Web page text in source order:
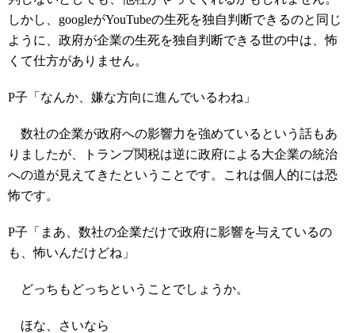
しかし、googleがYouTubeの生死を独自判断できるのと同じ
ように、政府が企業の生死を独自判断できる世の中は、怖
くて仕方がありません。
P子「なんか、嫌な方向に進んでいるわね」
数社の企業が政府への影響力を強めているという話もあ
りましたが、トランプ関税は逆に政府による大企業の統治
への道が見えてきたということです。これは個人的には恐
怖です。
P子「まあ、数社の企業だけで政府に影響を与えているの
も、怖いんだけどね」
どっちもどっちということでしょうか。
ほな、さいなら